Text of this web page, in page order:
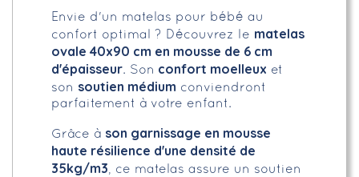
Envie d'un matelas pour bébé au
confort optimal ? Découvrez le matelas
ovale 40x90 cm en mousse de 6 cm
d'épaisseur. Son confort moelleux et
son soutien médium conviendront
parfaitement à votre enfant.
Grâce à son garnissage en mousse
haute résilience d'une densité de
35kg/m3, ce matelas assure un soutien